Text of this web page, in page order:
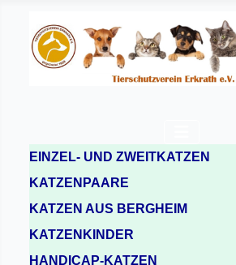
EINZEL- UND ZWEITKATZEN
KATZENPAARE
KATZEN AUS BERGHEIM
KATZENKINDER
HANDICAP-KATZEN